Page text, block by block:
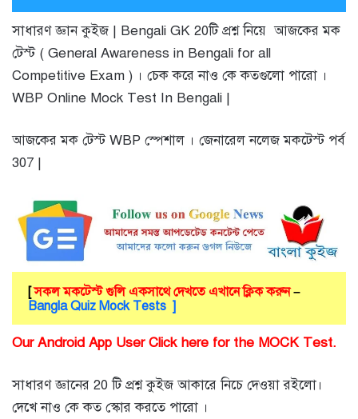
সাধারণ জ্ঞান কুইজ | Bengali GK 20টি প্রশ্ন নিয়ে আজকের মক
টেস্ট ( General Awareness in Bengali for all
Competitive Exam ) । চেক করে নাও কে কতগুলো পারো ।
WBP Online Mock Test In Bengali |
আজকের মক টেস্ট WBP স্পেশাল । জেনারেল নলেজ মকটেস্ট পর্ব
307 |
[সকল মকটেস্ট গুলি একসাথে দেখতে এখানে ক্লিক করুন–
Bangla Quiz Mock Tests ]
Our Android App User Click here for the MOCK Test.
সাধারণ জ্ঞানের 20 টি প্রশ্ন কুইজ আকারে নিচে দেওয়া রইলো।
দেখে নাও কে কত স্কোর করতে পারো ।